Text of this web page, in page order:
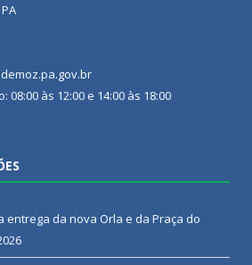
às 12:00 e 14:00 às 18:00
entrega da nova Orla e da Praça do